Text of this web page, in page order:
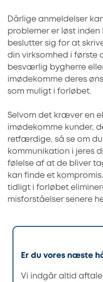
Dårlige anmeldelser
problemer er løst
beslutter sig for at
din virksomhed i første
besværlig bygherre
imødekomme deres
som muligt i forløbet.
Selvom det kræver en
imødekomme kunder,
retfærdige, så se om
kommunikation i jeres
følelse af at de bliver
kan finde et
tidligt i forløbet
misforståelser senere
Er du vores næste
Vi indgår altid